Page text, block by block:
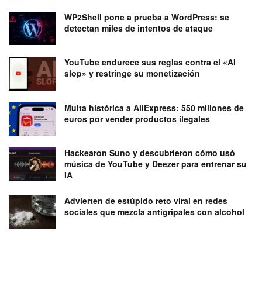
WP2Shell pone a prueba a WordPress: se
detectan miles de intentos de ataque
YouTube endurece sus reglas contra el «AI
slop» y restringe su monetización
Multa histórica a AliExpress: 550 millones de
euros por vender productos ilegales
Hackearon Suno y descubrieron cómo usó
música de YouTube y Deezer para entrenar su
IA
Advierten de estúpido reto viral en redes
sociales que mezcla antigripales con alcohol